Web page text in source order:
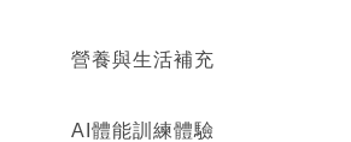
營養與生活補充
AI體能訓練體驗